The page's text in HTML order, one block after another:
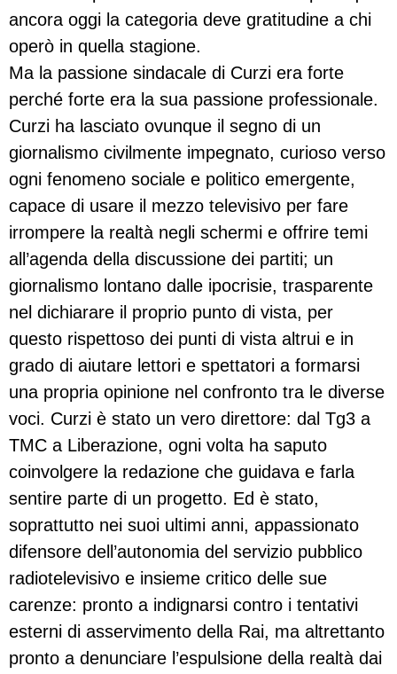
ancora oggi la categoria deve gratitudine a chi
operò in quella stagione.
Ma la passione sindacale di Curzi era forte
perché forte era la sua passione professionale.
Curzi ha lasciato ovunque il segno di un
giornalismo civilmente impegnato, curioso verso
ogni fenomeno sociale e politico emergente,
capace di usare il mezzo televisivo per fare
irrompere la realtà negli schermi e offrire temi
all’agenda della discussione dei partiti; un
giornalismo lontano dalle ipocrisie, trasparente
nel dichiarare il proprio punto di vista, per
questo rispettoso dei punti di vista altrui e in
grado di aiutare lettori e spettatori a formarsi
una propria opinione nel confronto tra le diverse
voci. Curzi è stato un vero direttore: dal Tg3 a
TMC a Liberazione, ogni volta ha saputo
coinvolgere la redazione che guidava e farla
sentire parte di un progetto. Ed è stato,
soprattutto nei suoi ultimi anni, appassionato
difensore dell’autonomia del servizio pubblico
radiotelevisivo e insieme critico delle sue
carenze: pronto a indignarsi contro i tentativi
esterni di asservimento della Rai, ma altrettanto
pronto a denunciare l’espulsione della realtà dai